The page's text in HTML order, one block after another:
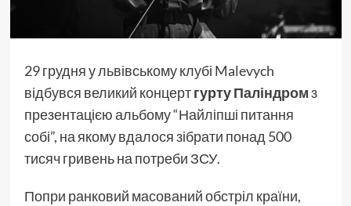
29 грудня у львівському клубі Malevych
відбувся великий концертгуртуПаліндромз
презентацією альбому “Найліпші питання
собі”, на якому вдалося зібрати понад 500
тисяч гривень на потреби ЗСУ.
Попри ранковий масований обстріл країни,